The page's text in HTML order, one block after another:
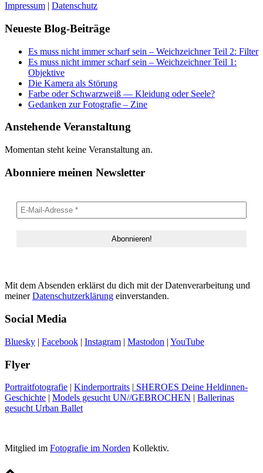
Impressum | Datenschutz
Neueste Blog-Beiträge
Es muss nicht immer scharf sein – Weichzeichner Teil 2: Filter
Es muss nicht immer scharf sein – Weichzeichner Teil 1:
Objektive
Die Kamera als Störung
Farbe oder Schwarzweiß — Kleidung oder Seele?
Gedanken zur Fotografie – Zine
Anstehende Veranstaltung
Momentan steht keine Veranstaltung an.
Abonniere meinen Newsletter
Mit dem Absenden erklärst du dich mit der Datenverarbeitung und
meinerDatenschutzerklärung einverstanden.
Social Media
Bluesky | Facebook | Instagram | Mastodon | YouTube
Flyer
Portraitfotografie | Kinderportraits | SHEROES Deine Heldinnen-
Geschichte | Models gesucht UN//GEBROCHEN | Ballerinas
gesucht Urban Ballet
Mitglied im Fotografie im Norden Kollektiv.